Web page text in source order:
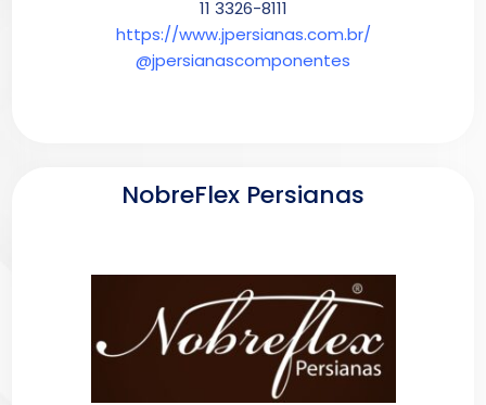
11 3326-8111
https://www.jpersianas.com.br/
@jpersianascomponentes
NobreFlex Persianas